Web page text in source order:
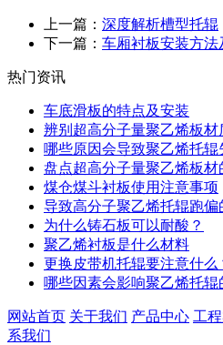
上一篇： 深度解析槽型托辊
下一篇： 车厢衬板安装方法
热门资讯
车底滑板的特点及安装
辨别超高分子量聚乙烯板材
哪些原因会导致聚乙烯托辊
盘点超高分子量聚乙烯板材
煤仓煤斗衬板使用注意事项
导致高分子聚乙烯托辊跑偏
为什么铸石板可以耐酸？
聚乙烯衬板是什么材料
更换皮带机托辊要注意什么
哪些因素会影响聚乙烯托辊
网站首页 关于我们 产品中心 工
系我们